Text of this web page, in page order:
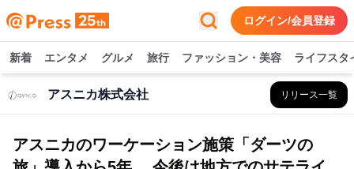
ログイン/会員登録
新着 エンタメ グルメ 旅行 ファッション・美容 ライフスタ
アスニカ株式会社 リリース一覧
アスニカのワーケーション施策「ダーツの